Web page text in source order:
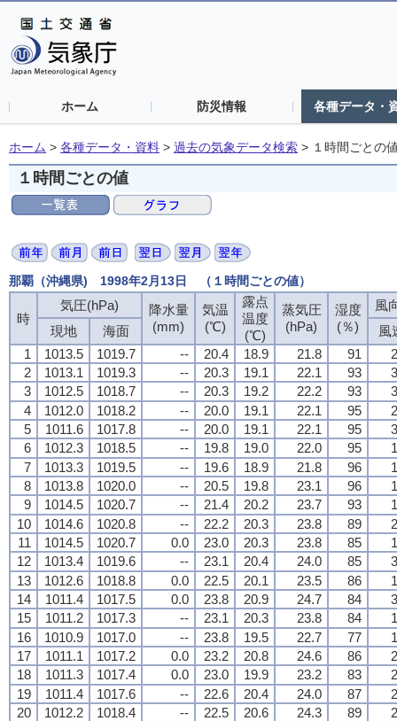
ホーム 防災情報 各種データ・
ホーム > 各種データ・資料 > 過去の気象データ検索 > １時間ごとの
１時間ごとの値
那覇（沖縄県) 1998年2月13日 （１時間ごとの値）
時
気圧(hPa)
降水量
(mm)
気温
(℃)
露点
温度
(℃)
蒸気圧
(hPa)
湿度
(％)
風
現地
海面
風
1
1013.5 1019.7 -- 20.4 18.9 21.8 91
2
1013.1 1019.3 -- 20.3 19.1 22.1 93
3
1012.5 1018.7 -- 20.3 19.2 22.2 93
4
1012.0 1018.2 -- 20.0 19.1 22.1 95
5
1011.6 1017.8 -- 20.0 19.1 22.1 95
6
1012.3 1018.5 -- 19.8 19.0 22.0 95
7
1013.3 1019.5 -- 19.6 18.9 21.8 96
8
1013.8 1020.0 -- 20.5 19.8 23.1 96
9
1014.5 1020.7 -- 21.4 20.2 23.7 93
10
1014.6 1020.8 -- 22.2 20.3 23.8 89
11
1014.5 1020.7 0.0 23.0 20.3 23.8 85
12
1013.4 1019.6 -- 23.1 20.4 24.0 85
13
1012.6 1018.8 0.0 22.5 20.1 23.5 86
14
1011.4 1017.5 0.0 23.8 20.9 24.7 84
15
1011.2 1017.3 -- 23.1 20.3 23.8 84
16
1010.9 1017.0 -- 23.8 19.5 22.7 77
17
1011.1 1017.2 0.0 23.2 20.8 24.6 86
18
1011.3 1017.4 0.0 23.0 19.9 23.2 83
19
1011.4 1017.6 -- 22.6 20.4 24.0 87
20
1012.2 1018.4 -- 22.5 20.6 24.3 89